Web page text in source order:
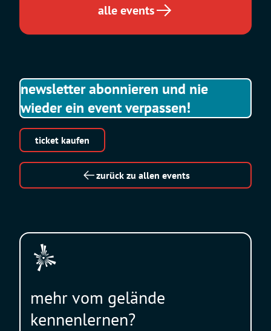
alle events
newsletter abonnieren und nie
wieder ein event verpassen!
ticket kaufen
zurück zu allen events
mehr vom gelände
kennenlernen?